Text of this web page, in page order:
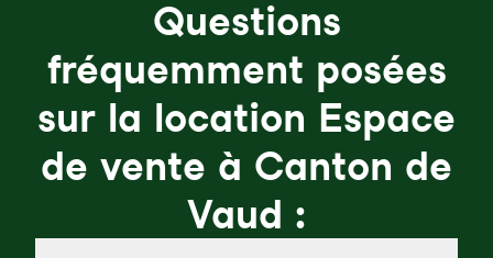
Questions
fréquemment posées
sur la location Espace
de vente à Canton de
Vaud :